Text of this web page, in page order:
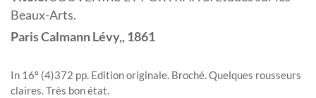
Beaux-Arts.
ParisCalmann Lévy,,1861
In 16º (4)372 pp. Edition originale. Broché. Quelques rousseurs
claires. Très bon état.